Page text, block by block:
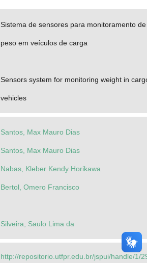
Sistema de sensores para monitoramento de
peso em veículos de carga
Sensors system for monitoring weight in
vehicles
Santos, Max Mauro Dias
Santos, Max Mauro Dias
Nabas, Kleber Kendy Horikawa
Bertol, Omero Francisco
Silveira, Saulo Lima da
http://repositorio.utfpr.edu.br/jspui/handle/1/